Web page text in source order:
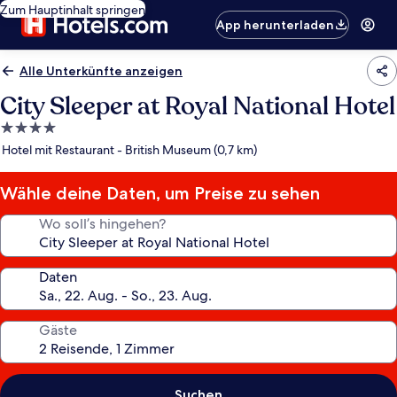
Zum Hauptinhalt springen
App herunterladen
Alle Unterkünfte anzeigen
City Sleeper at Royal National Hotel
4.0-
Sterne-
Hotel mit Restaurant - British Museum (0,7 km)
Wähle deine Daten, um Preise zu sehen
Wo soll’s hingehen?
Daten
Gäste